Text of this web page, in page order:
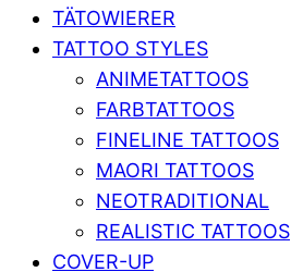
TÄTOWIERER
TATTOO STYLES
ANIMETATTOOS
FARBTATTOOS
FINELINE TATTOOS
MAORI TATTOOS
NEOTRADITIONAL
REALISTIC TATTOOS
COVER-UP